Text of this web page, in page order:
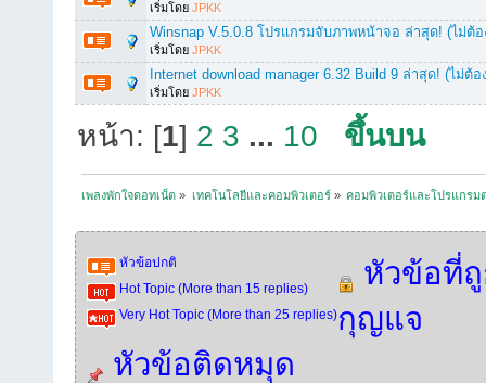
เริ่มโดย JPKK
Winsnap V.5.0.8 โปรแกรมจับภาพหน้าจอ ล่าสุด! (ไม่ต้อ
เริ่มโดย JPKK
Internet download manager 6.32 Build 9 ล่าสุด! (ไม่ต้อ
เริ่มโดย JPKK
หน้า: [1] 2 3 ... 10 ขึ้นบน
เพลงพักใจดอทเน็ต » เทคโนโลยีและคอมพิวเตอร์» คอมพิวเตอร์และโปรแกรม
หัวข้อปกติ
Hot Topic (More than 15 replies)
Very Hot Topic (More than 25 replies)
หัวข้อที่
กุญแจ
หัวข้อติดหมุด